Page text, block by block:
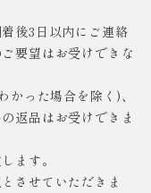
後3日以内にご連絡
要望はお受けできな
かった場合を除く)、
返品はお受けできま
ます。
させていただきま